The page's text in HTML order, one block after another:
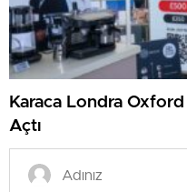
Karaca Londra
Açtı